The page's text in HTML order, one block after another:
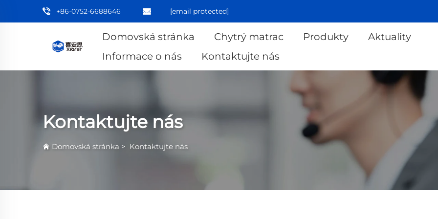
+86-0752-6688646 [email protected]
Domovská stránka Chytrý matrac Produkty
Aktuality
Informace o nás
Kontaktujte nás
Kontaktujte nás
Domovská stránka > Kontaktujte nás